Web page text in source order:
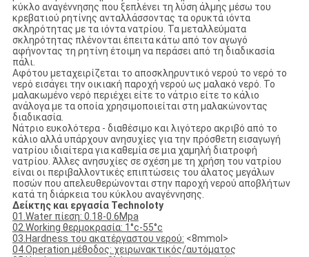
κύκλο αναγέννησης που ξεπλένει τη λύση άλμης μέσω του
κρεβατιού ρητίνης ανταλλάσσοντας τα ορυκτά ιόντα
σκληρότητας με τα ιόντα νατρίου. Τα μεταλλεύματα
σκληρότητας πλένονται έπειτα κάτω από τον αγωγό
αφήνοντας τη ρητίνη έτοιμη να περάσει από τη διαδικασία
πάλι.
Αφότου μεταχειρίζεται το αποσκληρυντικό νερού το νερό το
νερό εισάγει την οικιακή παροχή νερού ως μαλακό νερό. Το
μαλακωμένο νερό περιέχει είτε το νάτριο είτε το κάλιο
ανάλογα με τα οποία χρησιμοποιείται στη μαλακώνοντας
διαδικασία.
Νάτριο ευκολότερα - διαθέσιμο και λιγότερο ακριβό από το
κάλιο αλλά υπάρχουν ανησυχίες για την πρόσθετη εισαγωγή
νατρίου ιδιαίτερα για καθεμία σε μια χαμηλή διατροφή
νατρίου. Άλλες ανησυχίες σε σχέση με τη χρήση του νατρίου
είναι οι περιβαλλοντικές επιπτώσεις του άλατος μεγάλων
ποσών που απελευθερώνονται στην παροχή νερού αποβλήτων
κατά τη διάρκεια του κύκλου αναγέννησης.
Δείκτης και εργασία Technoloty
01.Water πίεση: 0.18-0.6Mpa
02.Working θερμοκρασία: 1°c-55°c
03.Hardness του ακατέργαστου νερού: <8mmol>
04.Operation μέθοδος: χειρωνακτικός/αυτόματος